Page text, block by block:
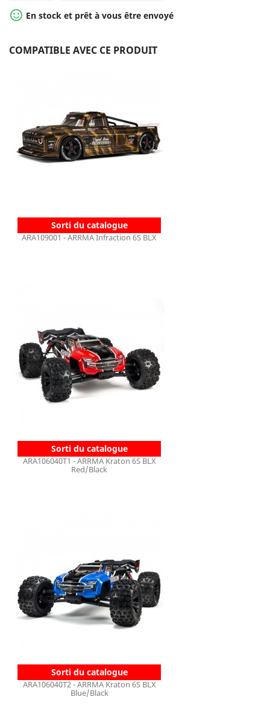
 En stock et prêt à vous être envoyé
COMPATIBLE AVEC CE PRODUIT
Sorti du catalogue
ARA109001 - ARRMA Infraction 6S BLX
Sorti du catalogue
ARA106040T1 - ARRMA Kraton 6S BLX
Red/Black
Sorti du catalogue
ARA106040T2 - ARRMA Kraton 6S BLX
Blue/Black